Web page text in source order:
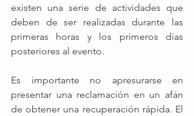
existen una serie de actividades que
deben de ser realizadas durante las
primeras horas y los primeros días
posteriores al evento.
Es importante no apresurarse en
presentar una reclamación en un afán
de obtener una recuperación rápida. El